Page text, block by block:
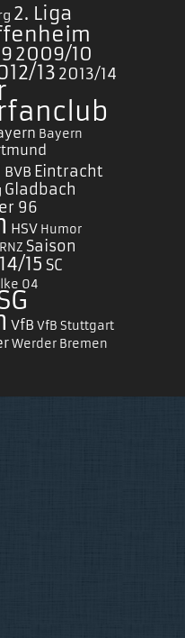
2. Liga
2009/10
13 2013/14
Bayern
BVB Eintracht
Gladbach
96
HSV Humor
RNZ Saison
15 SC
04
VfB VfB Stuttgart
Werder Bremen